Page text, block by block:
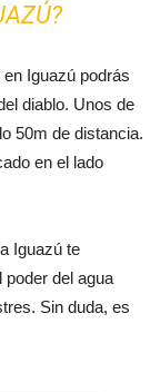
Iguazú podrás
diablo. Unos de
50m de distancia.
en el lado
Iguazú te
del agua
Sin duda, es